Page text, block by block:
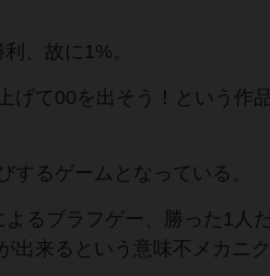
、故に1%。
げて00を出そう！という作
するゲームとなっている。
るブラフゲー、勝った1人
出来るという意味不メカニ